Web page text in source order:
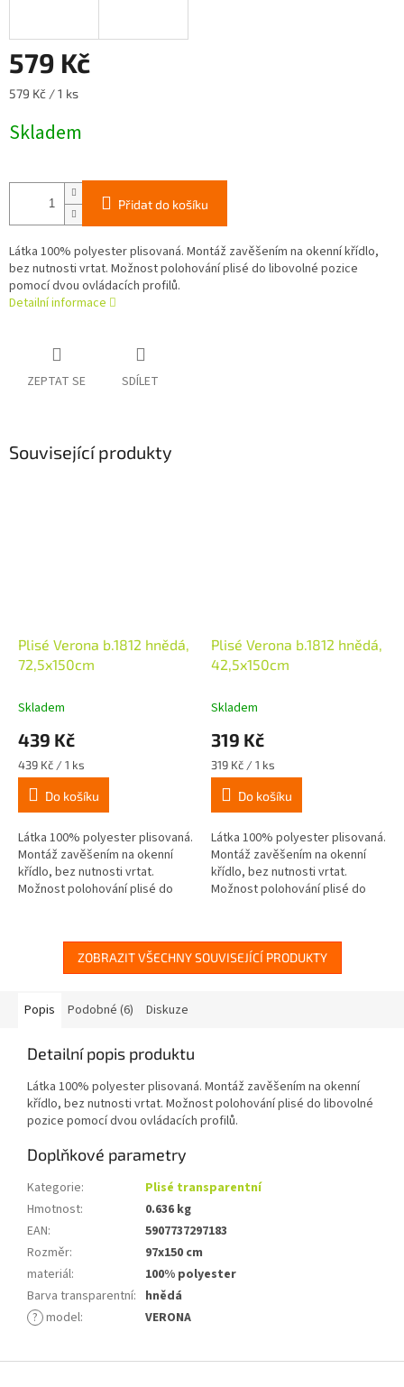
579 Kč
Měrná
579 Kč / 1 ks
Skladem
Přidat do košíku
Látka 100% polyester plisovaná. Montáž zavěšením na okenní křídlo,
bez nutnosti vrtat. Možnost polohování plisé do libovolné pozice
pomocí dvou ovládacích profilů.
Detailní informace
ZEPTAT SE SDÍLET
Související produkty
Plisé Verona b.1812 hnědá,
72,5x150cm
Skladem
439 Kč
Měrná
cena:
439 Kč / 1 ks
Do košíku
Látka 100% polyester plisovaná.
Montáž zavěšením na okenní
křídlo, bez nutnosti vrtat.
Možnost polohování plisé do
Plisé Verona b.1812 hnědá,
42,5x150cm
Skladem
319 Kč
Měrná
cena:
319 Kč / 1 ks
Do košíku
Látka 100% polyester plisovaná.
Montáž zavěšením na okenní
křídlo, bez nutnosti vrtat.
Možnost polohování plisé do
ZOBRAZIT VŠECHNY SOUVISEJÍCÍ PRODUKTY
Popis Podobné (6) Diskuze
Detailní popis produktu
Látka 100% polyester plisovaná. Montáž zavěšením na okenní
křídlo, bez nutnosti vrtat. Možnost polohování plisé do libovolné
pozice pomocí dvou ovládacích profilů.
Doplňkové parametry
Kategorie:
Plisé transparentní
Hmotnost:
0.636 kg
EAN:
5907737297183
Rozměr:
97x150 cm
materiál:
100% polyester
Barva transparentní: hnědá
? model: VERONA